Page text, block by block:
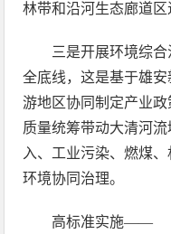
林带和沿河生态廊道区
三是开展环境综
全底线，这是基于雄
游地区协同制定产业
质量统筹带动大清河
入、工业污染、燃煤
环境协同治理。
高标准实施——